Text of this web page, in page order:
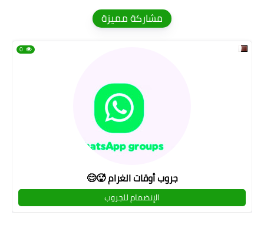
مشاركة مميزة
جروب أوقات الغرام 🥵😊
0
الإنضمام للجروب